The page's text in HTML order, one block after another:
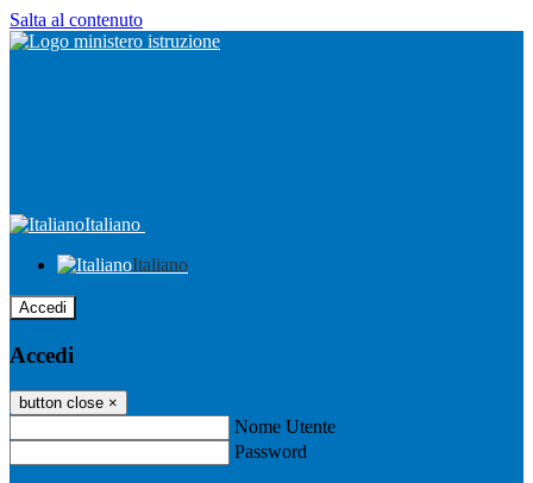
Salta al contenuto
Italiano
Italiano
Accedi
Accedi
button close ×
Nome Utente
Password